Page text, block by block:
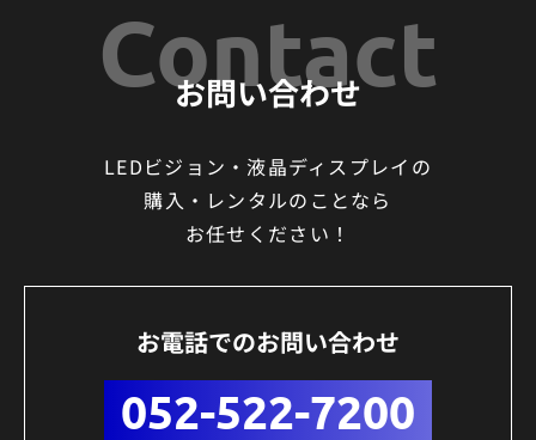
Contact
お問い合わせ
LEDビジョン・液晶ディスプレイの
購入・レンタルのことなら
お任せください！
お電話でのお問い合わせ
052-522-7200